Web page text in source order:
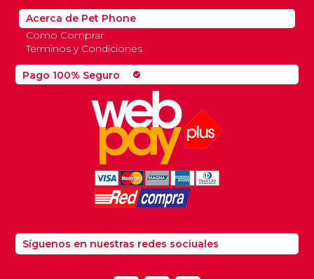
Pago 100% Seguro check_circle
Acerca de Pet Phone
Como Comprar
Terminos y Condiciones
Síguenos en nuestras redes sociuales